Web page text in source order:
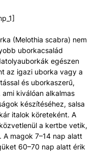
(Melothia scabra) nem
uborkacsalád
egészen
az igazi uborka vagy a
és uborkaszerű,
kiválóan alkalmas
készítéséhez, salsa
italok köreteként. A
a kertbe vetik,
A magok 7–14 nap alatt
60–70 nap alatt érik